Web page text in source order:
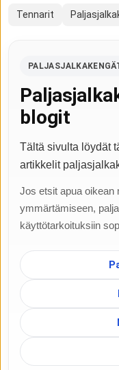
Tennarit
blogit
Tältä sivulta löydät
artikkelit
Jos etsit apua oikean
ymmärtämiseen,
käyttötarkoituksiin